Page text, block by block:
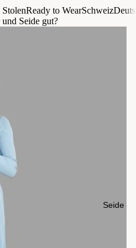
Seide
Ready to WearSchweiz
Seide gut?